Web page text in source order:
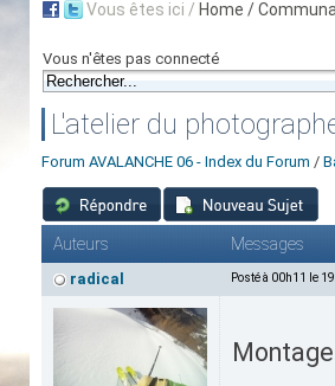
Vous êtes ici / Home /
Vous n'êtes pas connecté
L'atelier du
Forum AVALANCHE 06 - Index du Forum /
Auteurs Messages
radical Posté à 00h11 le